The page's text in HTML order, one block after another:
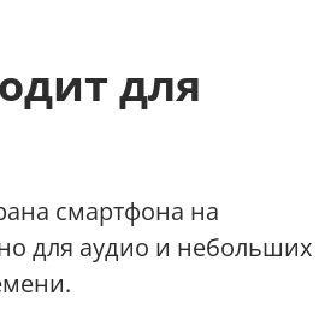
для
смартфона на
для аудио и небольших